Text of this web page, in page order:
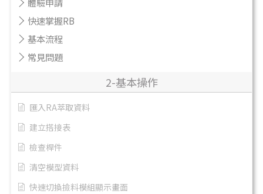
快速掌握RB
基本流程
常見問題
2-基本操作
匯入RA萃取資料
建立搭接表
檢查桿件
清空模型資料
快速切換撿料模組顯示畫面